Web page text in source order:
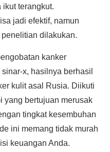
ikut terangkut.
jadi efektif, namun
dilakukan.
kanker
x, hasilnya berhasil
kulit asal Rusia. Diikuti
yang bertujuan merusak
tingkat kesembuhan
ini memang tidak murah
keuangan Anda.